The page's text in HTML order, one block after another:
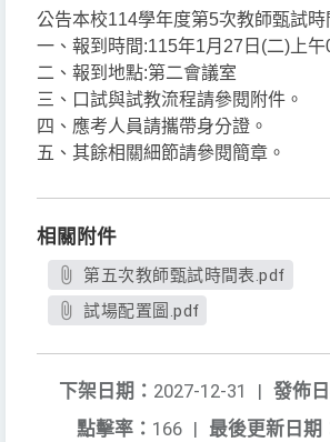
公告本校114學年度第5次教師甄試時
一、報到時間:115年1月27日(二)上午
二、報到地點:第二會議室
三、口試與試教流程請參閱附件。
四、應考人員請攜帶身分證。
五、其餘相關細節請參閱簡章。
相關附件
第五次教師甄試時間表.pdf
試場配置圖.pdf
發佈
下架日期： 2027-12-31
|
最後更新日期
點擊率： 166 |